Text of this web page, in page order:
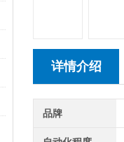
详情介绍
品牌